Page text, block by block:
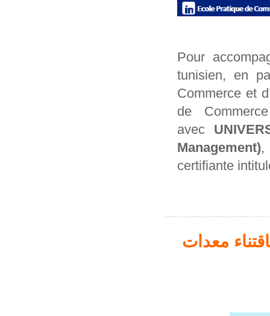
Pour
tunisien, en
Commerce et
de
avec
Management),
certifiante
2025 المتعلقة باقتناء معدات